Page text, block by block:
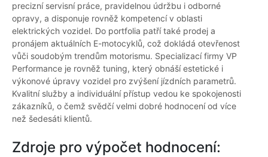
precizní servisní práce, pravidelnou údržbu i odborné
opravy, a disponuje rovněž kompetencí v oblasti
elektrických vozidel. Do portfolia patří také prodej a
pronájem aktuálních E-motocyklů, což dokládá otevřenost
vůči soudobým trendům motorismu. Specializací firmy VP
Performance je rovněž tuning, který obnáší estetické i
výkonové úpravy vozidel pro zvýšení jízdních parametrů.
Kvalitní služby a individuální přístup vedou ke spokojenosti
zákazníků, o čemž svědčí velmi dobré hodnocení od více
než šedesáti klientů.
Zdroje pro výpočet hodnocení: